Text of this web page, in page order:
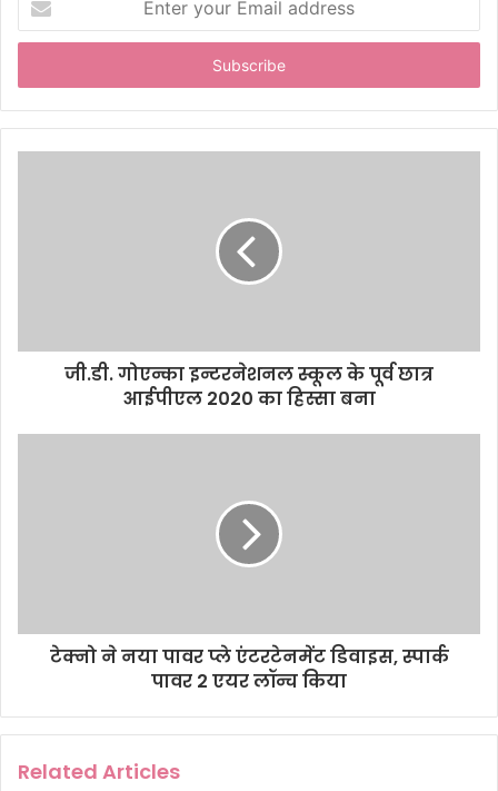
t
r
y
जी.डी. गोएन्का इन्टरनेशनल स्कूल के पूर्व छात्र
आईपीएल 2020 का हिस्सा बना
टेक्नो ने नया पावर प्ले एंटरटेनमेंट डिवाइस, स्पार्क
पावर 2 एयर लॉन्च किया
Related Articles